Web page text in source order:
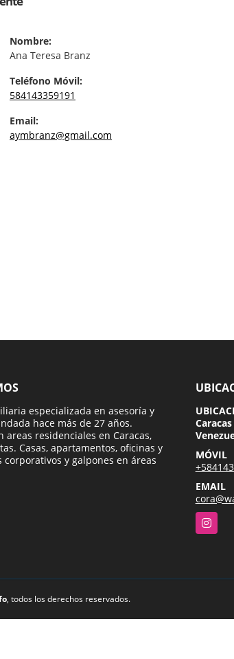
Nombre:
Ana Teresa Branz
Teléfono Móvil:
584143359191
Email:
aymbranz@gmail.com
especializada en asesoría y
hace más de 27 años.
areas residenciales en Caracas,
Casas, apartamentos, oficinas y
corporativos y galpones en áreas
MÓVIL
EMAIL
, todos los derechos reservados.